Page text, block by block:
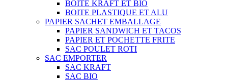
BOITE KRAFT ET BIO
BOITE PLASTIQUE ET ALU
PAPIER SACHET EMBALLAGE
PAPIER SANDWICH ET TACOS
PAPIER ET POCHETTE FRITE
SAC POULET ROTI
SAC EMPORTER
SAC KRAFT
SAC BIO